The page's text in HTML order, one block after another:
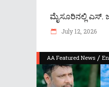
ಮೈಸೂರಿನಲ್ಲಿ ಎಸ್.
July 12, 2026
AA Featured News /